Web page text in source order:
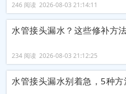
246 阅读 2026-08-03 21:14:11
水管接头漏水？这些修补方
234 阅读 2026-08-03 21:12:25
水管接头漏水别着急，5种方